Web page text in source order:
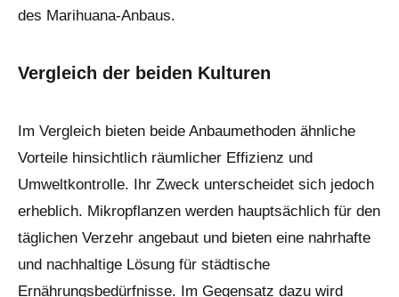
des Marihuana-Anbaus.
Vergleich der beiden Kulturen
Im Vergleich bieten beide Anbaumethoden ähnliche
Vorteile hinsichtlich räumlicher Effizienz und
Umweltkontrolle. Ihr Zweck unterscheidet sich jedoch
erheblich. Mikropflanzen werden hauptsächlich für den
täglichen Verzehr angebaut und bieten eine nahrhafte
und nachhaltige Lösung für städtische
Ernährungsbedürfnisse. Im Gegensatz dazu wird